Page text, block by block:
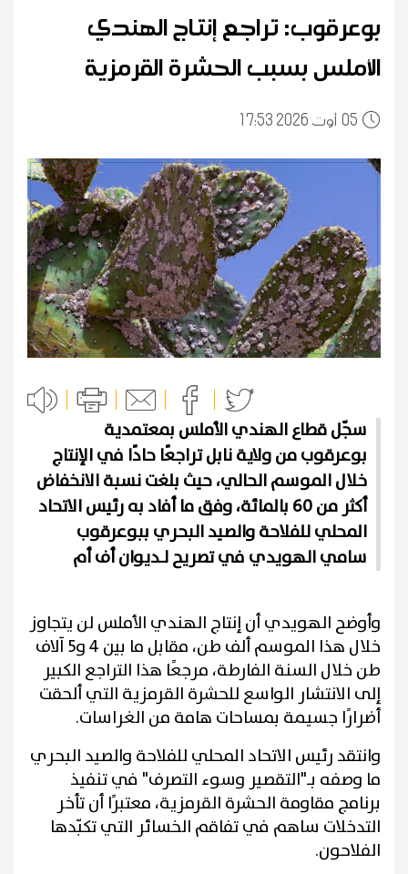
بوعرقوب: تراجع إنتاج الهندي
الأملس بسبب الحشرة القرمزية
0517:53 2026 أوت
سجّل قطاع الهندي الأملس بمعتمدية
بوعرقوب من ولاية نابل تراجعًا حادًا في الإنتاج
خلال الموسم الحالي، حيث بلغت نسبة الانخفاض
أكثر من 60 بالمائة، وفق ما أفاد به رئيس الاتحاد
المحلي للفلاحة والصيد البحري ببوعرقوب
سامي الهويدي في تصريح لـديوان أف أم
وأوضح الهويدي أن إنتاج الهندي الأملس لن يتجاوز
خلال هذا الموسم ألف طن، مقابل ما بين 4 و5 آلاف
طن خلال السنة الفارطة، مرجعًا هذا التراجع الكبير
إلى الانتشار الواسع للحشرة القرمزية التي ألحقت
أضرارًا جسيمة بمساحات هامة من الغراسات.
وانتقد رئيس الاتحاد المحلي للفلاحة والصيد البحري
ما وصفه بـ"التقصير وسوء التصرف" في تنفيذ
برنامج مقاومة الحشرة القرمزية، معتبرًا أن تأخر
التدخلات ساهم في تفاقم الخسائر التي تكبّدها
الفلاحون.